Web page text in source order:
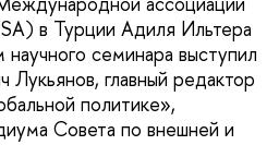
в Турции Адиля Ильтера
семинара выступил
главный редактор
политике»,
Совета по внешней и